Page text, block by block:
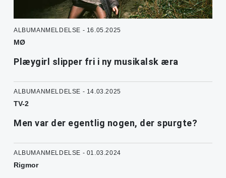
ALBUMANMELDELSE - 16.05.2025
MØ
Plæygirl slipper fri i ny musikalsk æra
ALBUMANMELDELSE - 14.03.2025
TV-2
Men var der egentlig nogen, der spurgte?
ALBUMANMELDELSE - 01.03.2024
Rigmor